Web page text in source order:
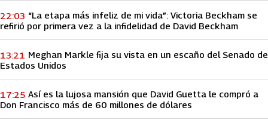
“La etapa más infeliz de mi vida”: Victoria Beckham se
refirió por primera vez a la infidelidad de David Beckham
22:03
Meghan Markle fija su vista en un escaño del Senado de
Estados Unidos
13:21
Así es la lujosa mansión que David Guetta le compró a
Don Francisco más de 60 millones de dólares
17:25